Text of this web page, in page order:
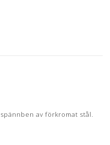
av förkromat stål.